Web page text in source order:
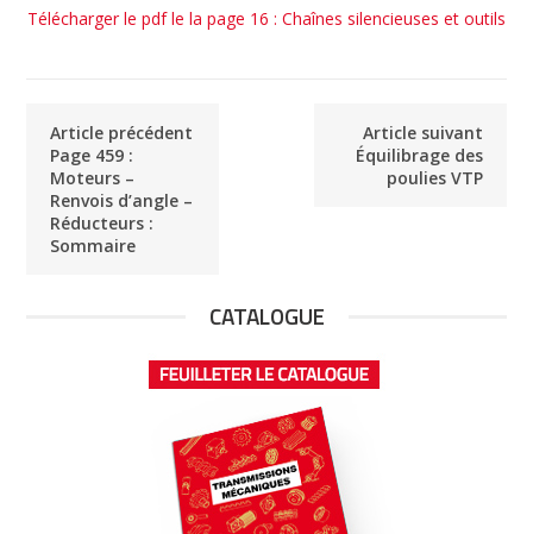
Télécharger le pdf le la page 16 : Chaînes silencieuses et outils
Article précédent
Page 459 :
Moteurs –
Renvois d’angle –
Réducteurs :
Sommaire
Article suivant
Équilibrage des
poulies VTP
CATALOGUE